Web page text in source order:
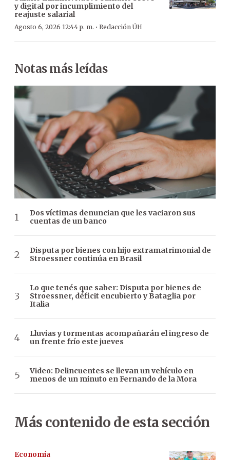
y digital por incumplimiento del
reajuste salarial
Agosto 6, 2026 12:44 p. m. · Redacción ÚH
Notas más leídas
Dos víctimas denuncian que les vaciaron sus
cuentas de un banco
Disputa por bienes con hijo extramatrimonial de
Stroessner continúa en Brasil
Lo que tenés que saber: Disputa por bienes de
Stroessner, déficit encubierto y Bataglia por
Italia
Lluvias y tormentas acompañarán el ingreso de
un frente frío este jueves
Video: Delincuentes se llevan un vehículo en
menos de un minuto en Fernando de la Mora
Más contenido de esta sección
Economía